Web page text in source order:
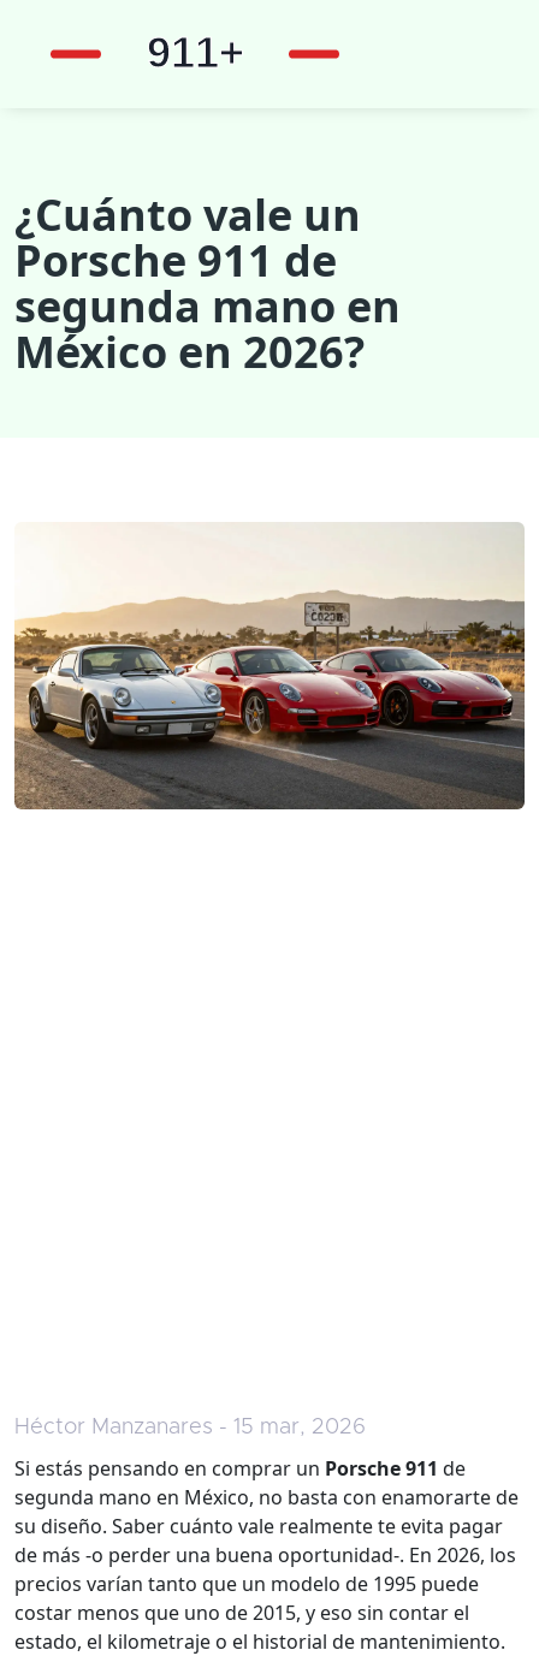
¿Cuánto vale un
Porsche 911 de
segunda mano en
México en 2026?
Héctor Manzanares - 15 mar, 2026
Si estás pensando en comprar un Porsche 911 de
segunda mano en México, no basta con enamorarte de
su diseño. Saber cuánto vale realmente te evita pagar
de más -o perder una buena oportunidad-. En 2026, los
precios varían tanto que un modelo de 1995 puede
costar menos que uno de 2015, y eso sin contar el
estado, el kilometraje o el historial de mantenimiento.